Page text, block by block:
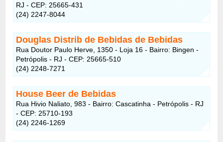
RJ - CEP: 25665-431
(24) 2247-8044
Douglas Distrib de Bebidas de Bebidas
Rua Doutor Paulo Herve, 1350 - Loja 16 - Bairro: Bingen -
Petrópolis - RJ - CEP: 25665-510
(24) 2248-7271
House Beer de Bebidas
Rua Hivio Naliato, 983 - Bairro: Cascatinha - Petrópolis - RJ
- CEP: 25710-193
(24) 2246-1269